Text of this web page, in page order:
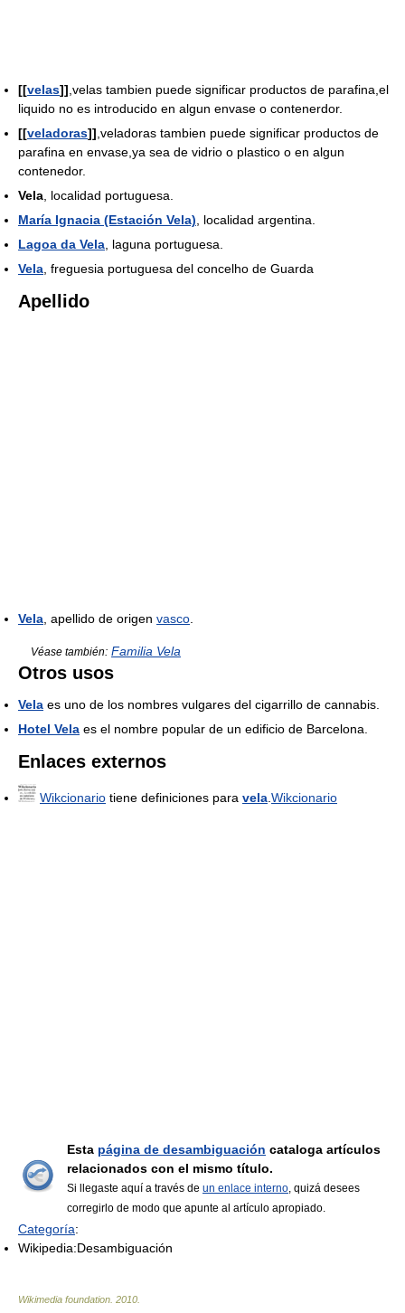
[[velas]],velas tambien puede significar productos de parafina,el
liquido no es introducido en algun envase o contenerdor.
[[veladoras]],veladoras tambien puede significar productos de
parafina en envase,ya sea de vidrio o plastico o en algun
contenedor.
Vela, localidad portuguesa.
María Ignacia (Estación Vela), localidad argentina.
Lagoa da Vela, laguna portuguesa.
Vela, freguesia portuguesa del concelho de Guarda
Apellido
Vela, apellido de origen vasco.
Véase también: Familia Vela
Otros usos
Vela es uno de los nombres vulgares del cigarrillo de cannabis.
Hotel Vela es el nombre popular de un edificio de Barcelona.
Enlaces externos
Wikcionario tiene definiciones para vela Wikcionario
Esta página de desambiguación cataloga artículos
relacionados con el mismo título.
Si llegaste aquí a través de un enlace interno, quizá desees
corregirlo de modo que apunte al artículo apropiado.
Categoría:
Wikipedia:Desambiguación
Wikimedia foundation 2010